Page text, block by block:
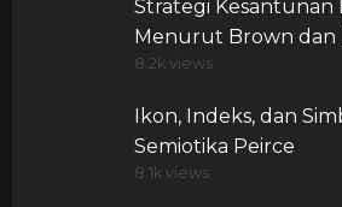
Strategi Kesantunan
Menurut Brown dan
8.2k views
Ikon, Indeks, dan
Semiotika Peirce
8.1k views